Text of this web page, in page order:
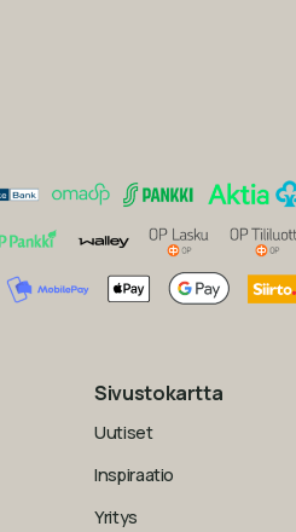
Sivustokartta
Uutiset
Inspiraatio
Yritys